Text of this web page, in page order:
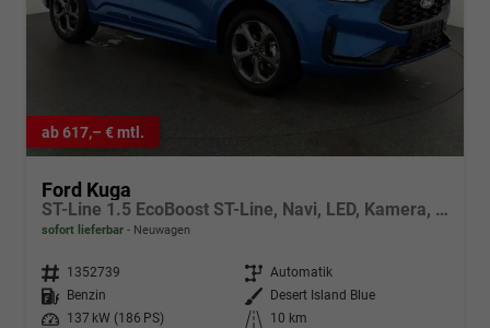
ab 617,– € mtl.
Ford Kuga
ST-Line 1.5 EcoBoost ST-Line, Navi, LED, Kamera, Winter, FS beheizbar
sofort lieferbar Neuwagen
Fahrzeugnr. 1352739 Getriebe Automatik
Kraftstoff
Benzin Außenfarbe
Desert Island Blue
Leistung
137 kW (186 PS) Kilometerstand 10 km